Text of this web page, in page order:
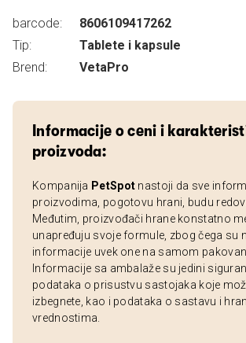
barcode:
8606109417262
Tip:
Tablete i kapsule
Brend:
VetaPro
Informacije o ceni i
proizvoda:
Kompanija PetSpot nastoji da sve
proizvodima, pogotovu hrani, budu
Međutim, proizvođači hrane konstatno
unapređuju svoje formule, zbog čega su
informacije uvek one na samom
Informacije sa ambalaže su jedini
podataka o prisustvu sastojaka koje
izbegnete, kao i podataka o sastavu i
vrednostima.